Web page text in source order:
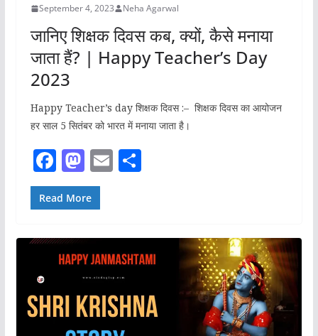
September 4, 2023 Neha Agarwal
जानिए शिक्षक दिवस कब, क्यों, कैसे मनाया
जाता हैं? | Happy Teacher’s Day
2023
Happy Teacher’s day शिक्षक दिवस :– शिक्षक दिवस का आयोजन
हर साल 5 सितंबर को भारत में मनाया जाता है।
F
a
c
b
o
o
k
M
a
st
d
o
n
E S
Read More